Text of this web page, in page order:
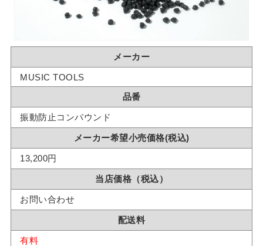
メーカー
MUSIC TOOLS
品番
振動防止コンパウンド
メーカー希望小売価格(税込)
13,200円
当店価格（税込）
お問い合わせ
配送料
有料